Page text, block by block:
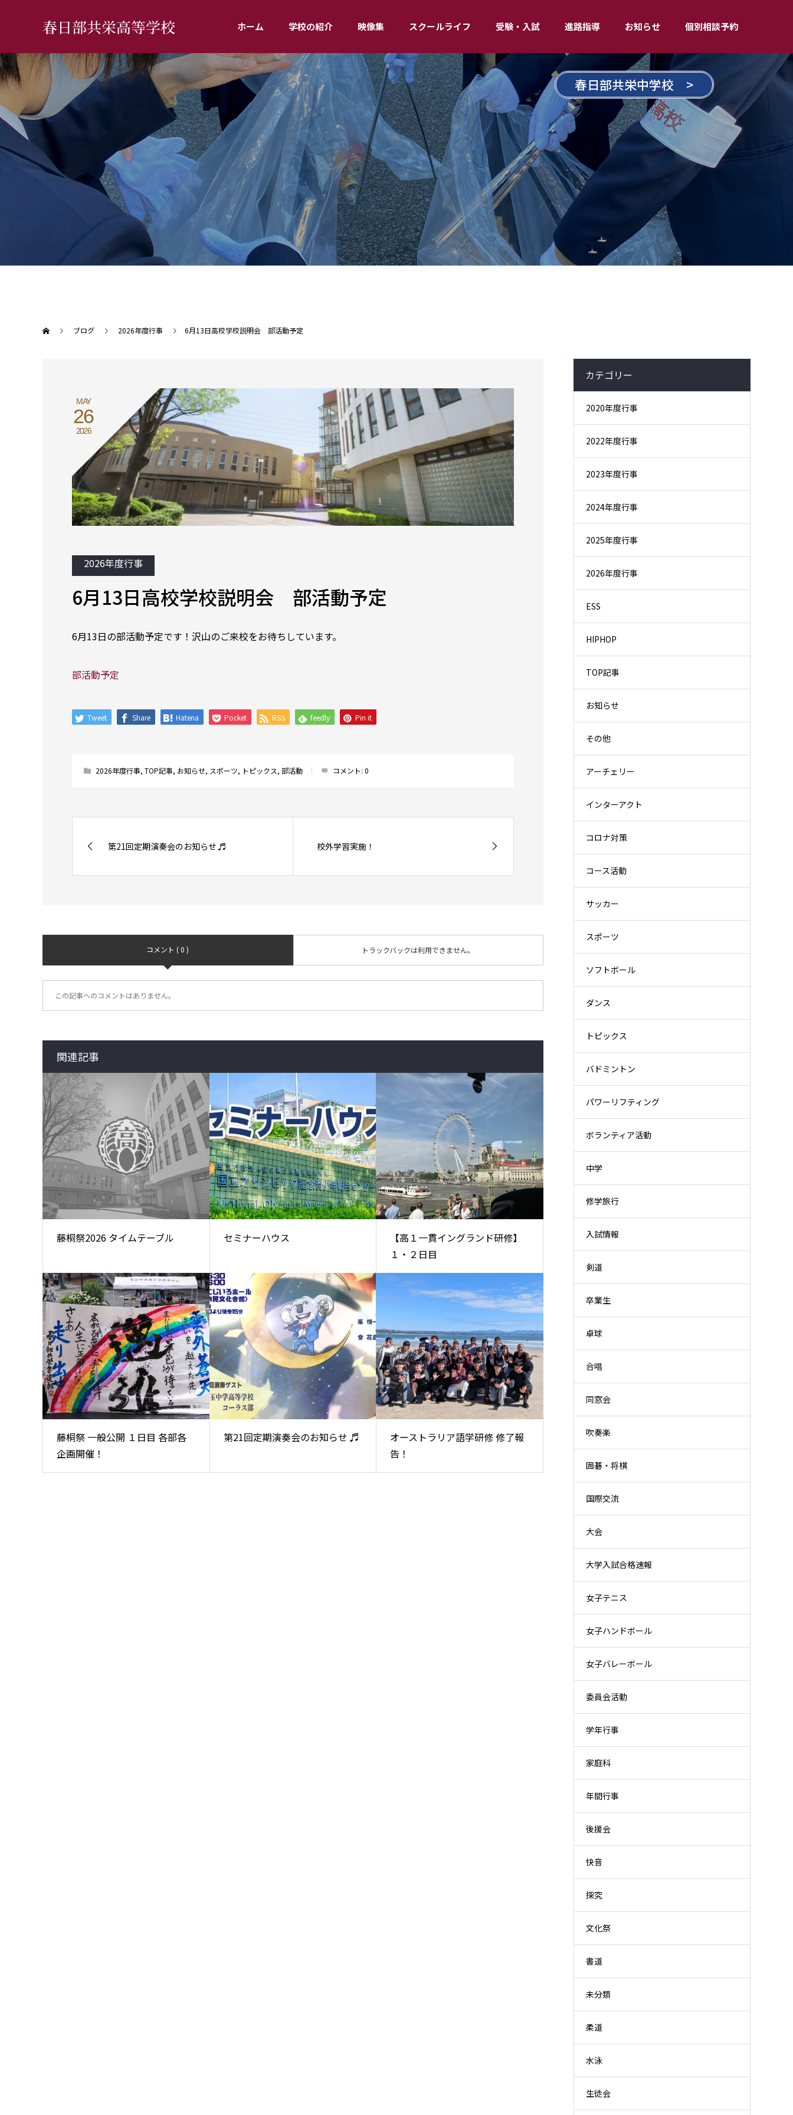
春日部共栄高等学校 ホーム 学校の紹介 映像集 スクールライフ 受験・入試 進路指導 お知らせ 個別相談予約
春日部共栄中学校 >
ブログ 2026年度行事 6月13日高校学校説明会 部活動予定
MAY
26
2026
2026年度行事
6月13日高校学校説明会 部活動予定
6月13日の部活動予定です！沢山のご来校をお待ちしています。
部活動予定
Tweet Share Hatena Pocket RSS feedly Pin it
2026年度行事, TOP記事, お知らせ, スポーツ, トピックス, 部活動 コメント: 0
第21回定期演奏会のお知らせ ♬ 校外学習実施！
コメント ( 0 ) トラックバックは利用できません。
この記事へのコメントはありません。
関連記事
藤桐祭2026 タイムテーブル セミナーハウス
【高１一貫イングランド研修】
１・２日目
藤桐祭 一般公開 １日目 各部各
企画開催！
第21回定期演奏会のお知らせ ♬
オーストラリア語学研修 修了報
告！
カテゴリー
2020年度行事
2022年度行事
2023年度行事
2024年度行事
2025年度行事
2026年度行事
ESS
HIPHOP
TOP記事
お知らせ
その他
アーチェリー
インターアクト
コロナ対策
コース活動
サッカー
スポーツ
ソフトボール
ダンス
トピックス
バドミントン
パワーリフティング
ボランティア活動
中学
修学旅行
入試情報
剣道
卒業生
卓球
合唱
同窓会
吹奏楽
囲碁・将棋
国際交流
大会
大学入試合格速報
女子テニス
女子ハンドボール
女子バレーボール
委員会活動
学年行事
家庭科
年間行事
後援会
快音
探究
文化祭
書道
未分類
柔道
水泳
生徒会